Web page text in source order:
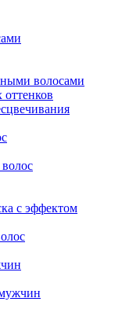
волосами
с эффектом